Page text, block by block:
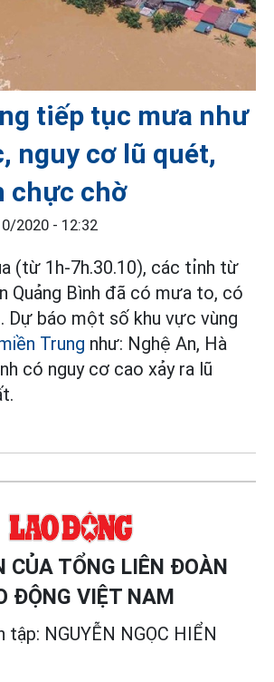
tiếp tục mưa như
nguy cơ lũ quét,
chực chờ
2020 - 12:32
(từ 1h-7h.30.10), các tỉnh từ
Quảng Bình đã có mưa to, có
Dự báo một số khu vực vùng
Trung như: Nghệ An, Hà
có nguy cơ cao xảy ra lũ
CỦA TỔNG LIÊN ĐOÀN
ĐỘNG VIỆT NAM
tập: NGUYỄN NGỌC HIỂN